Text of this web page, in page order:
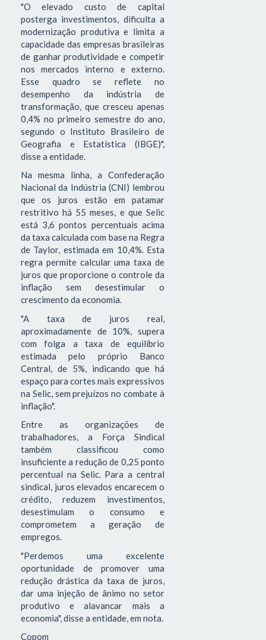
"O elevado custo de capital
posterga investimentos, dificulta a
modernização produtiva e limita a
capacidade das empresas brasileiras
de ganhar produtividade e competir
nos mercados interno e externo.
Esse quadro se reflete no
desempenho da indústria de
transformação, que cresceu apenas
0,4% no primeiro semestre do ano,
segundo o Instituto Brasileiro de
Geografia e Estatística (IBGE)",
disse a entidade.
Na mesma linha, a Confederação
Nacional da Indústria (CNI) lembrou
que os juros estão em patamar
restritivo há 55 meses, e que Selic
está 3,6 pontos percentuais acima
da taxa calculada com base na Regra
de Taylor, estimada em 10,4%. Esta
regra permite calcular uma taxa de
juros que proporcione o controle da
inflação sem desestimular o
crescimento da economia.
"A taxa de juros real,
aproximadamente de 10%, supera
com folga a taxa de equilíbrio
estimada pelo próprio Banco
Central, de 5%, indicando que há
espaço para cortes mais expressivos
na Selic, sem prejuízos no combate à
inflação".
Entre as organizações de
trabalhadores, a Força Sindical
também classificou como
insuficiente a redução de 0,25 ponto
percentual na Selic. Para a central
sindical, juros elevados encarecem o
crédito, reduzem investimentos,
desestimulam o consumo e
comprometem a geração de
empregos.
"Perdemos uma excelente
oportunidade de promover uma
redução drástica da taxa de juros,
dar uma injeção de ânimo no setor
produtivo e alavancar mais a
economia", disse a entidade, em nota.
Copom